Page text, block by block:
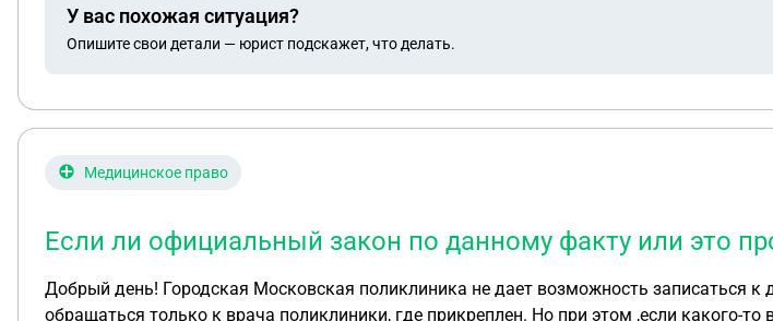
У вас похожая ситуация?
Опишите свои детали — юрист подскажет, что делать.
Медицинское право
Если ли официальный закон по данному факту или это
Добрый день! Городская Московская поликлиника не дает возможность записаться
обращаться только к врача поликлиники, где прикреплен. Но при этом ,если какого-